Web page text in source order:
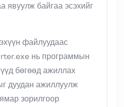
явуулж байгаа эсэхийг
файлуудаас
нь программын
бөгөөд ажиллах
дуудан ажиллуулж
зорилгоор